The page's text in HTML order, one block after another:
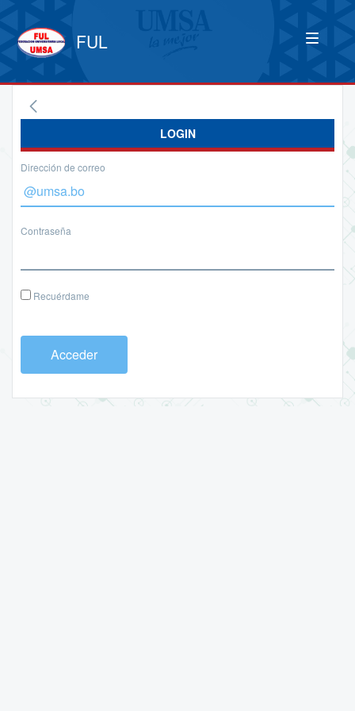
FUL
LOGIN
Dirección de correo
Contraseña
Recuérdame
Acceder